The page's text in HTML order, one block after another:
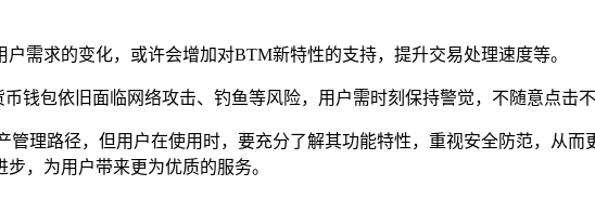
需求的变化，或许会增加对BTM新特性的支持，提升交易处理速度等。
币钱包依旧面临网络攻击、钓鱼等风险，用户需时刻保持警觉，不随意点击
理路径，但用户在使用时，要充分了解其功能特性，重视安全防范，从
，为用户带来更为优质的服务。